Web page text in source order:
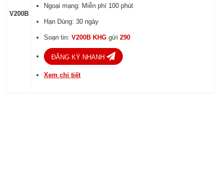
V200B
Ngoại mạng: Miễn phí 100 phút
Hạn Dùng: 30 ngày
Soạn tin:V200B KHGgửi290
ĐĂNG KÝ NHANH
Xem chi tiết